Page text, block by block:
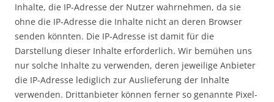
Inhalte, die IP-Adresse der Nutzer wahrnehmen, da sie
ohne die IP-Adresse die Inhalte nicht an deren Browser
senden könnten. Die IP-Adresse ist damit für die
Darstellung dieser Inhalte erforderlich. Wir bemühen uns
nur solche Inhalte zu verwenden, deren jeweilige Anbieter
die IP-Adresse lediglich zur Auslieferung der Inhalte
verwenden. Drittanbieter können ferner so genannte Pixel-